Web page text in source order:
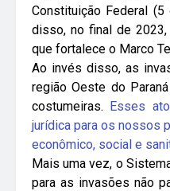
Constituição Federal
disso, no final de
que fortalece o Marco
Ao invés disso, as
região Oeste do
costumeiras. Esses
jurídica para os nossos
econômico, social e
Mais uma vez, o
para as invasões não